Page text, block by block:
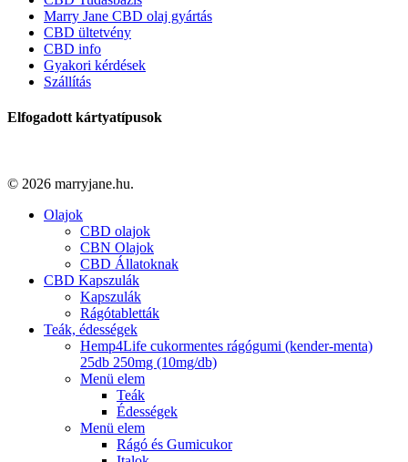
Marry Jane CBD olaj gyártás
CBD ültetvény
CBD info
Gyakori kérdések
Szállítás
Elfogadott kártyatípusok
© 2026 marryjane.hu.
Close
Olajok
CBD olajok
CBN Olajok
CBD Állatoknak
CBD Kapszulák
Kapszulák
Rágótabletták
Teák, édességek
Hemp4Life cukormentes rágógumi (kender-menta)
25db 250mg (10mg/db)
Menü elem
Teák
Édességek
Menü elem
Rágó és Gumicukor